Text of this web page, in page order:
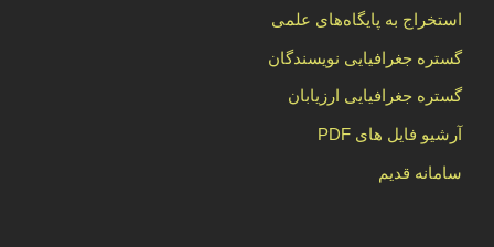
استخراج به پایگاه‌های علمی
گستره جغرافیایی نویسندگان
گستره جغرافیایی ارزیابان
آرشیو فایل های PDF
سامانه قدیم